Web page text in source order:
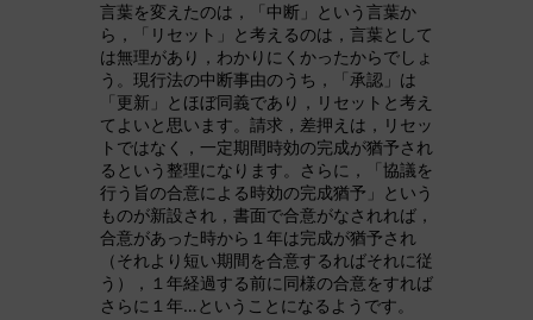
言葉を変えたのは，「中断」という言葉か
ら，「リセット」と考えるのは，言葉として
は無理があり，わかりにくかったからでしょ
う。現行法の中断事由のうち，「承認」は
「更新」とほぼ同義であり，リセットと考え
てよいと思います。請求，差押えは，リセッ
トではなく，一定期間時効の完成が猶予され
るという整理になります。さらに，「協議を
行う旨の合意による時効の完成猶予」という
ものが新設され，書面で合意がなされれば，
合意があった時から１年は完成が猶予され
（それより短い期間を合意するればそれに従
う），１年経過する前に同様の合意をすれば
さらに１年…ということになるようです。